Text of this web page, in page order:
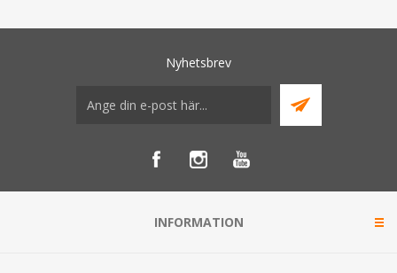
Nyhetsbrev
INFORMATION